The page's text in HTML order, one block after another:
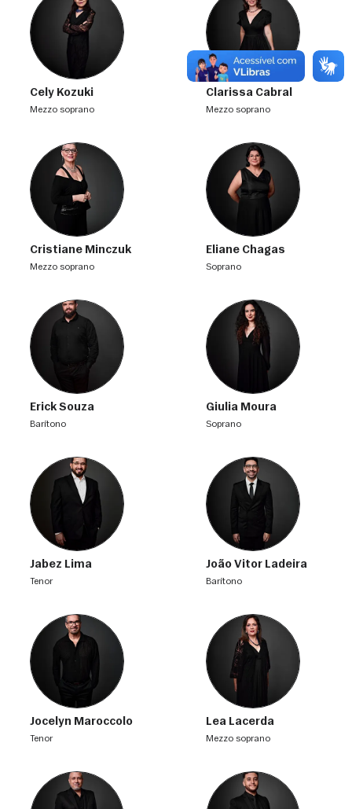
Cely Kozuki
mezzo soprano
Clarissa Cabral
mezzo soprano
Cristiane Minczuk
mezzo soprano
Eliane Chagas
soprano
Erick Souza
barítono
Giulia Moura
soprano
Jabez Lima
tenor
João Vitor Ladeira
barítono
Jocelyn Maroccolo
tenor
Lea Lacerda
mezzo soprano